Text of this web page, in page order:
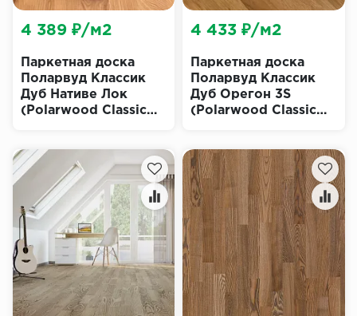
Паркетная доска
Поларвуд Классик
Дуб Нативе Лок
(Polarwood Classic
4 389 ₽/м2
Паркетная доска
Поларвуд Классик
Дуб Орегон 3S
(Polarwood Classic
4 433 ₽/м2